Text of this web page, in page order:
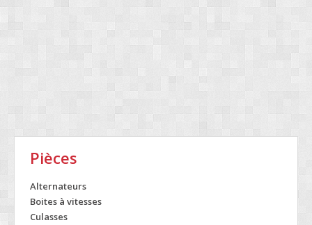
Pièces
Alternateurs
Boites à vitesses
Culasses